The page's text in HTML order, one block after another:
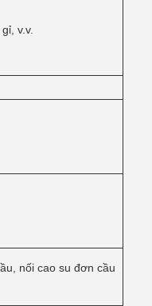
v.v.
nối cao su đơn cầu